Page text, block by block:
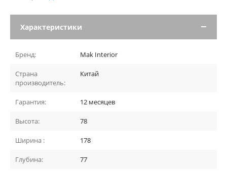
Характеристики
Бренд: Mak Interior
Страна
производитель:
Китай
Гарантия: 12 месяцев
Высота: 78
Ширина : 178
Глубина: 77